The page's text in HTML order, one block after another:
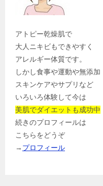
アトピー乾燥肌で
大人ニキビもできやすく
アレルギー体質です。
しかし食事や運動や無添加
スキンケアやサプリなど
いろいろ体験して今は
美肌でダイエットも成功中
続きのプロフィールは
こちらをどうぞ
→ プロフィール